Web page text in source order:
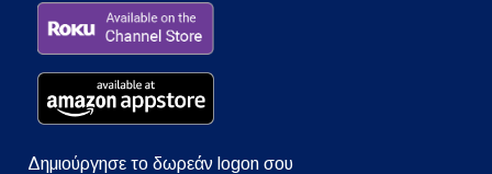
Δημιούργησε το δωρεάν logon σου